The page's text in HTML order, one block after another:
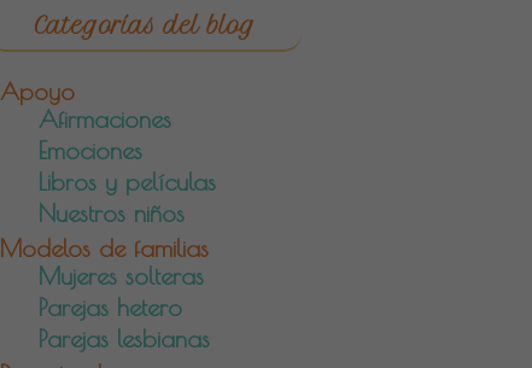
Categorías del blog
Apoyo
Afirmaciones
Emociones
Libros y películas
Nuestros niños
Modelos de familias
Mujeres solteras
Parejas hetero
Parejas lesbianas